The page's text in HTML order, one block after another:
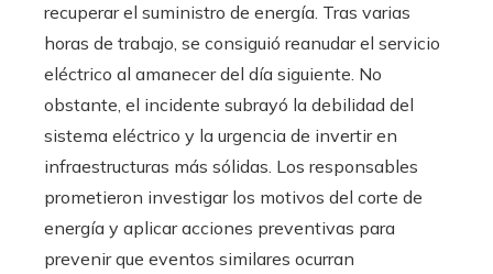
recuperar el suministro de energía. Tras varias
horas de trabajo, se consiguió reanudar el servicio
eléctrico al amanecer del día siguiente. No
obstante, el incidente subrayó la debilidad del
sistema eléctrico y la urgencia de invertir en
infraestructuras más sólidas. Los responsables
prometieron investigar los motivos del corte de
energía y aplicar acciones preventivas para
prevenir que eventos similares ocurran